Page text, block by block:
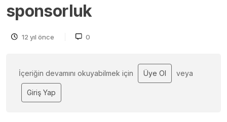
sponsorluk
12 yıl önce 0
İçeriğin devamını okuyabilmek için Üye Ol veya
Giriş Yap